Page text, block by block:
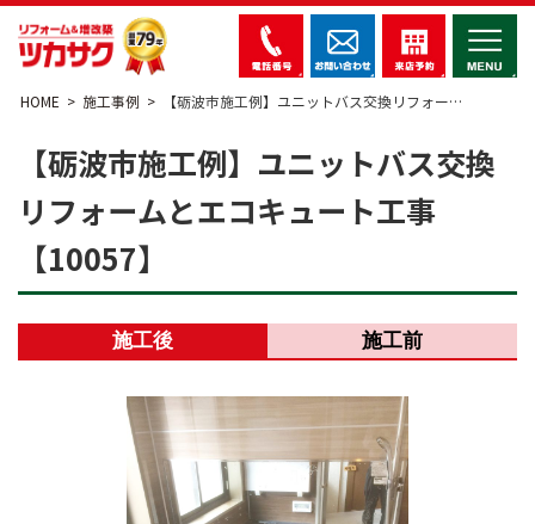
HOME 施工事例 【砺波市施工例】ユニットバス交換リフォー…
【砺波市施工例】ユニットバス交換
リフォームとエコキュート工事
【10057】
施工後 施工前